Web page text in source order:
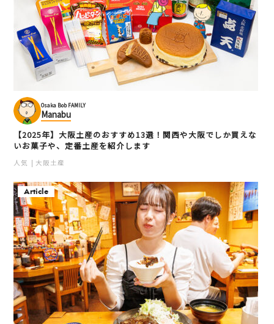
Osaka Bob FAMILY
Manabu
【2025年】大阪土産のおすすめ13選！関西や大阪でしか買えな
いお菓子や、定番土産を紹介します
人気 大阪土産
Article